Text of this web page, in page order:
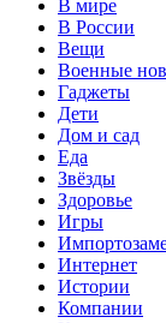
В мире
В России
Вещи
Военные
Гаджеты
Дети
Дом и сад
Еда
Звёзды
Здоровье
Игры
Интернет
Истории
Компании